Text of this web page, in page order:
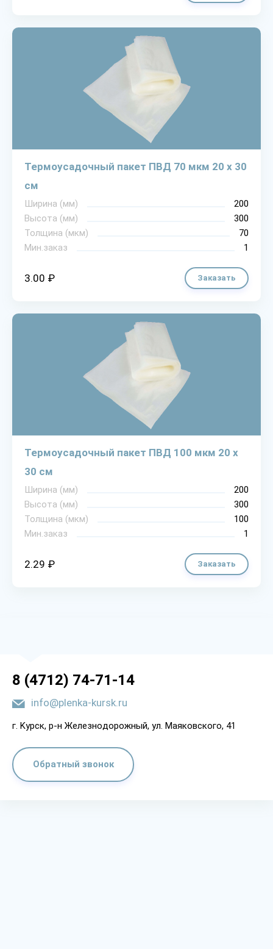
Термоусадочный пакет ПВД 70 мкм 20 х 30
см
Ширина (мм)
200
Высота (мм)
300
Толщина (мкм)
70
Мин.заказ
1
3.00 ₽ Заказать
Термоусадочный пакет ПВД 100 мкм 20 х
30 см
Ширина (мм)
200
Высота (мм)
300
Толщина (мкм)
100
Мин.заказ
1
2.29 ₽ Заказать
8 (4712) 74-71-14
info@plenka-kursk.ru
г. Kypcк, p-н Жeлeзнoдopoжный, yл. Мaякoвcкoгo, 41
Обратный звонок